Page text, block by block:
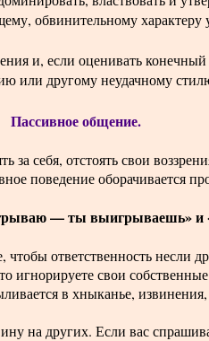
обвинительному характеру
и, если оценивать конечный
или другому неудачному
Пассивное общение.
себя, отстоять свои
поведение оборачивается
— ты выигрываешь» и
ответственность несли
свои
в хныканье,
на других. Если вас